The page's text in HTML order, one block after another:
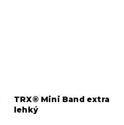
TRX® Mini Band extra
lehký